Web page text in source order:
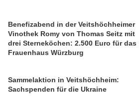
Benefizabend in der Veitshöchheimer
Vinothek Romy von Thomas Seitz mit
drei Sterneköchen: 2.500 Euro für das
Frauenhaus Würzburg
Sammelaktion in Veitshöchheim:
Sachspenden für die Ukraine